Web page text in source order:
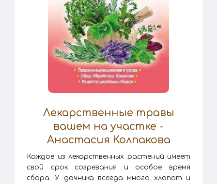
Лекарственные травы
вашем на участке -
Анастасия Колпакова
Каждое из лекарственных растений имеет
свой срок созревания и особое время
сбора. У дачника всегда много хлопот и